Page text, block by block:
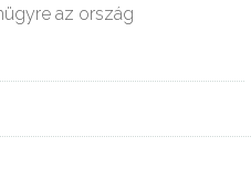
az ország